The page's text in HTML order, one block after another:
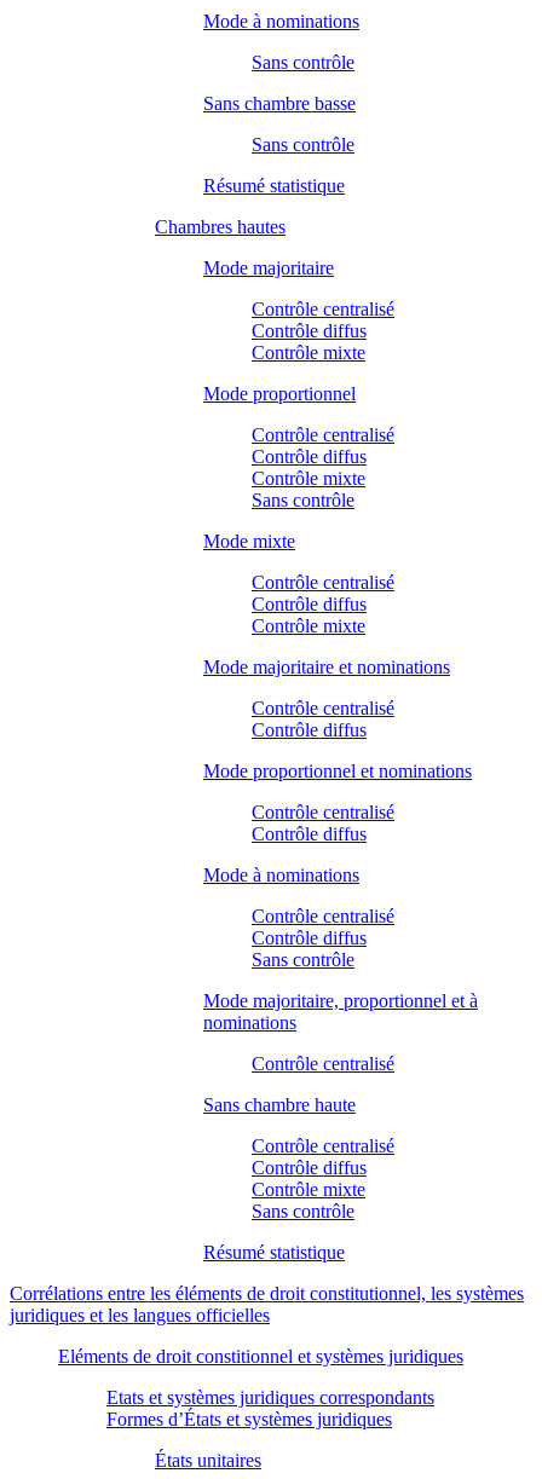
Mode à nominations
Sans contrôle
Sans chambre basse
Sans contrôle
Résumé statistique
Chambres hautes
Mode majoritaire
Contrôle centralisé
Contrôle diffus
Contrôle mixte
Mode proportionnel
Contrôle centralisé
Contrôle diffus
Contrôle mixte
Sans contrôle
Mode mixte
Contrôle centralisé
Contrôle diffus
Contrôle mixte
Mode majoritaire et nominations
Contrôle centralisé
Contrôle diffus
Mode proportionnel et nominations
Contrôle centralisé
Contrôle diffus
Mode à nominations
Contrôle centralisé
Contrôle diffus
Sans contrôle
Mode majoritaire, proportionnel et à
nominations
Contrôle centralisé
Sans chambre haute
Contrôle centralisé
Contrôle diffus
Contrôle mixte
Sans contrôle
Résumé statistique
Corrélations entre les éléments de droit constitutionnel, les systèmes
juridiques et les langues officielles
Eléments de droit constitionnel et systèmes juridiques
Etats et systèmes juridiques correspondants
Formes d’États et systèmes juridiques
États unitaires